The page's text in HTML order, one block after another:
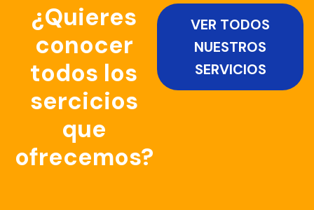
¿Quieres
conocer
todos los
sercicios
que
ofrecemos?
VER TODOS
NUESTROS
SERVICIOS